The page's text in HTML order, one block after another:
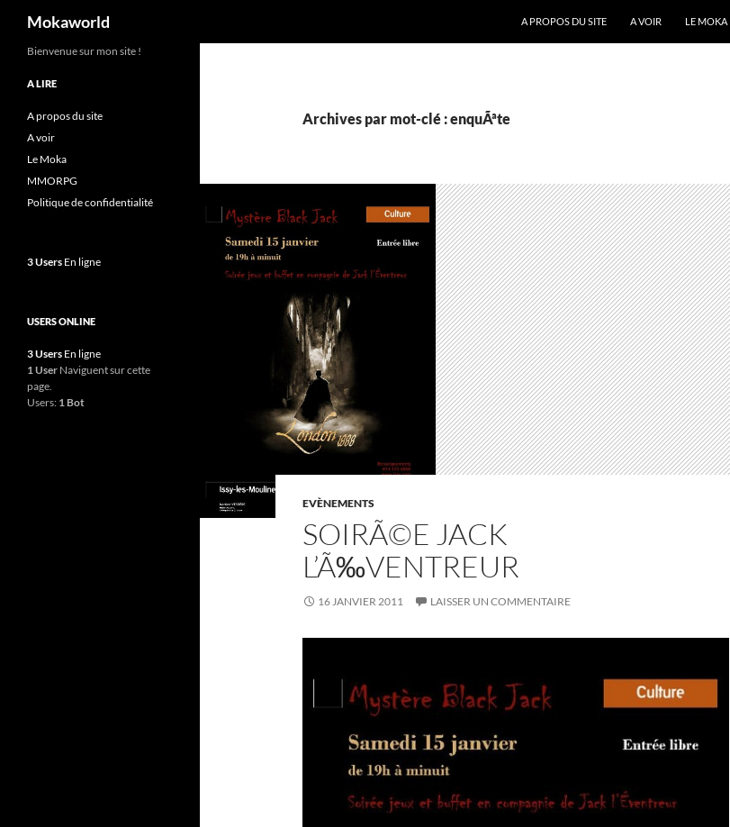
Aller
Mokaworld A PROPOS DU SITE A VOIR LE MOKA
Archives par mot-clé : enquÃªte
EVÈNEMENTS
SOIRÃ©E JACK
L’Ã‰VENTREUR
16 JANVIER 2011 LAISSER UN COMMENTAIRE
Bienvenue sur mon site !
A LIRE
A propos du site
A voir
Le Moka
MMORPG
Politique de confidentialité
3 Users En ligne
USERS ONLINE
3 Users En ligne
1 User Naviguent sur cette
page.
Users: 1 Bot